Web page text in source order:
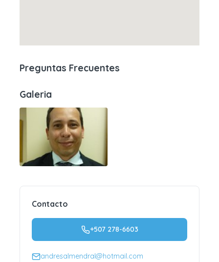
Preguntas Frecuentes
Galeria
Contacto
+507 278-6603
andresalmendral@hotmail.com